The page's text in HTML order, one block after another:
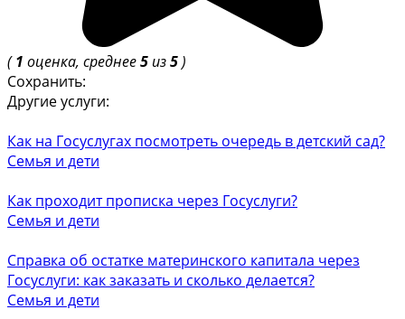
(1 оценка, среднее5 из5 )
Сохранить:
Другие услуги:
Как на Госуслугах посмотреть очередь в детский сад?
Семья и дети
Как проходит прописка через Госуслуги?
Семья и дети
Справка об остатке материнского капитала через
Госуслуги: как заказать и сколько делается?
Семья и дети